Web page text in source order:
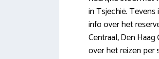
in Tsjechië.
info over het
Centraal, Den
over het reizen per